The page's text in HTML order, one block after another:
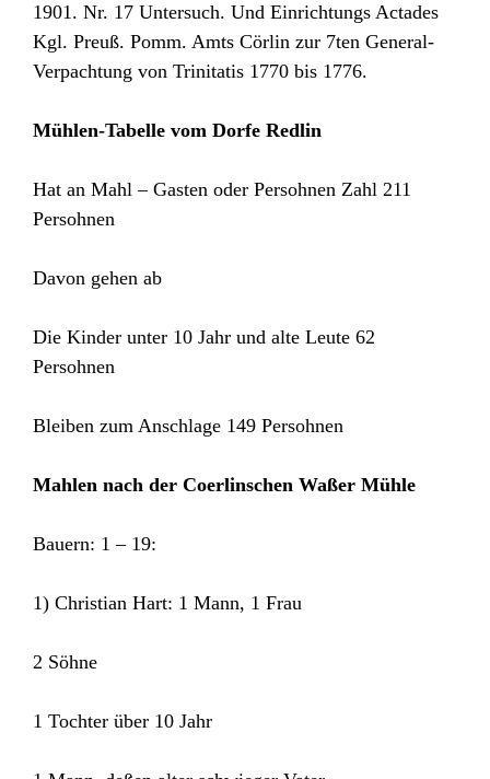
1901. Nr. 17 Untersuch. Und Einrichtungs Actades
Kgl. Preuß. Pomm. Amts Cörlin zur 7ten General-
Verpachtung von Trinitatis 1770 bis 1776.
Mühlen-Tabelle vom Dorfe Redlin
Hat an Mahl – Gasten oder Persohnen Zahl 211
Persohnen
Davon gehen ab
Die Kinder unter 10 Jahr und alte Leute 62
Persohnen
Bleiben zum Anschlage 149 Persohnen
Mahlen nach der Coerlinschen Waßer Mühle
Bauern: 1 – 19:
1) Christian Hart: 1 Mann, 1 Frau
2 Söhne
1 Tochter über 10 Jahr